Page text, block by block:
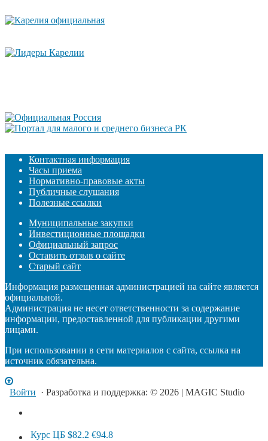
Контактная информация
Часы приема
Нормативно-правовые акты
Публичные слушания
Полезные ссылки
Муниципальные закупки
Инвестиционные площадки
Официальный запрос
Оставить отзыв о сайте
Старый сайт
Информация размещенная администрацией на сайте является
официальной.
Администрация не несет ответственности за содержание
информации, предоставленной для публикации другими
лицами.
При использовании в сети материалов с сайта, ссылка на
источник обязательна.
Войти · Разработка и поддержка: © 2026 | MAGIC Studio
Курс ЦБ $82.2 €94.8